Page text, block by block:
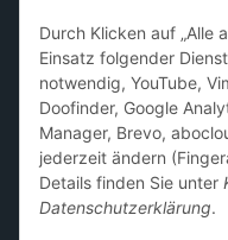
Schutzprodukte
Card Sleeves, Penny
Magnetic Holder,
Deckboxen ,Playmats
Durch Klicken auf „Alle
Einsatz folgender
notwendig, YouTube,
Doofinder, Google
Manager, Brevo,
jederzeit ändern
Details finden Sie unter
Datenschutzerklärung.